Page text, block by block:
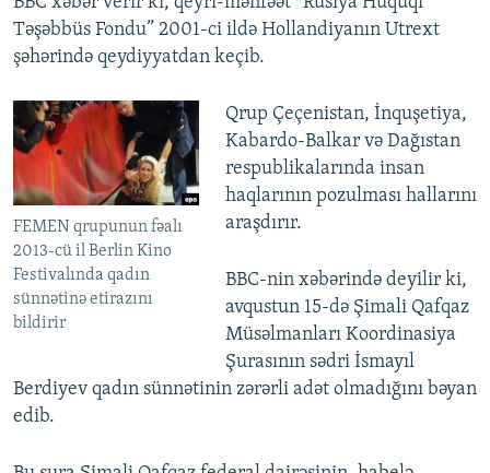
Təşəbbüs Fondu” 2001-ci ildə Hollandiyanın Utrext
şəhərində qeydiyyatdan keçib.
FEMEN qrupunun fəalı
2013-cü il Berlin Kino
Festivalında qadın
sünnətinə etirazını
bildirir
Qrup Çeçenistan, İnquşetiya,
Kabardo-Balkar və Dağıstan
respublikalarında insan
haqlarının pozulması hallarını
araşdırır.
BBC-nin xəbərində deyilir ki,
avqustun 15-də Şimali Qafqaz
Müsəlmanları Koordinasiya
Şurasının sədri İsmayıl
Berdiyev qadın sünnətinin zərərli adət olmadığını bəyan
edib.